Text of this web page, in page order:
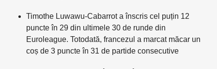
Timothe Luwawu-Cabarrot a înscris cel puțin 12
puncte în 29 din ultimele 30 de runde din
Euroleague. Totodată, francezul a marcat măcar un
coș de 3 puncte în 31 de partide consecutive